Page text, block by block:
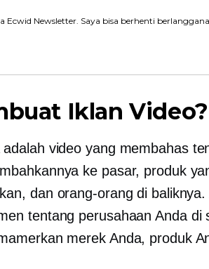
Ecwid Newsletter. Saya bisa berhenti
Iklan Video?
video yang membahas
ke pasar, produk
dan orang-orang di baliknya.
tentang perusahaan Anda di
merek Anda, produk